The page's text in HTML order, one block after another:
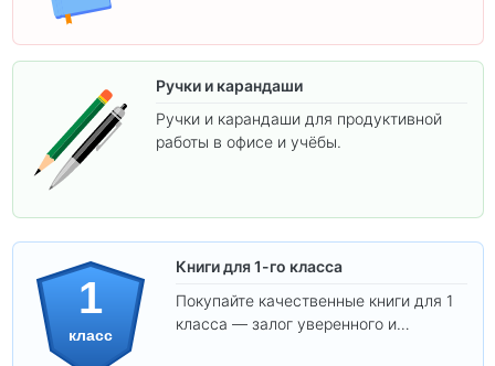
Ручки и карандаши
Ручки и карандаши для продуктивной
работы в офисе и учёбы.
1
класс
Книги для 1-го класса
Покупайте качественные книги для 1
класса — залог уверенного и